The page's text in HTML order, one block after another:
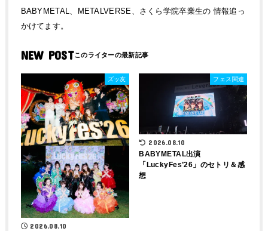
BABYMETAL、METALVERSE、さくら学院卒業生の 情報追っ
かけてます。
NEW POST
ズッ友
2026.08.10
フェス関連
2026.08.10
BABYMETAL出演
「LuckyFes’26」のセトリ＆感
想